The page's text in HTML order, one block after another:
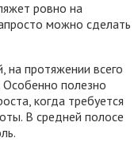
ровно на
можно сделать
на протяжении всего
Особенно полезно
когда требуется
В средней полосе